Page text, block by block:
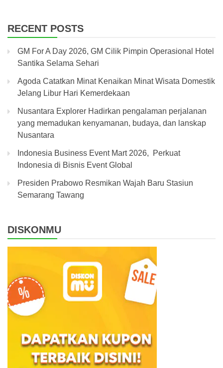
RECENT POSTS
GM For A Day 2026, GM Cilik Pimpin Operasional Hotel
Santika Selama Sehari
Agoda Catatkan Minat Kenaikan Minat Wisata Domestik
Jelang Libur Hari Kemerdekaan
Nusantara Explorer Hadirkan pengalaman perjalanan
yang memadukan kenyamanan, budaya, dan lanskap
Nusantara
Indonesia Business Event Mart 2026, Perkuat
Indonesia di Bisnis Event Global
Presiden Prabowo Resmikan Wajah Baru Stasiun
Semarang Tawang
DISKONMU